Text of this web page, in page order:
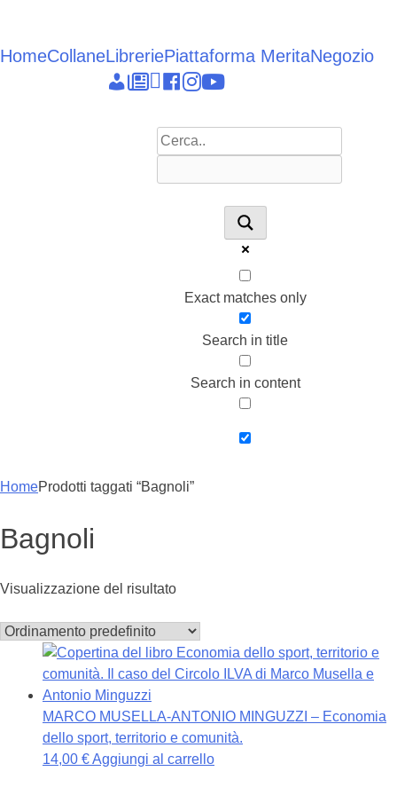
contenuto
HomeCollaneLibreriePiattaforma MeritaNegozio
Epieikeia
Dettagli
News
Linkedin
facebook
instagram
youtube
Exact matches only
Search in title
Search in content
HomeProdotti taggati “Bagnoli”
Bagnoli
Visualizzazione del risultato
MARCO MUSELLA-ANTONIO MINGUZZI – Economia
dello sport, territorio e comunità.
14,00 €Aggiungi al carrello